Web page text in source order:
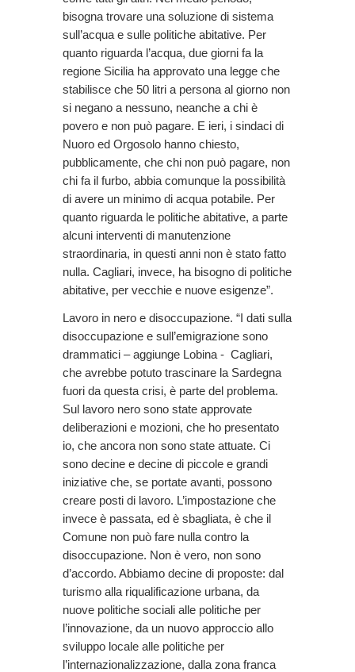
bisogna trovare una soluzione di sistema
sull’acqua e sulle politiche abitative. Per
quanto riguarda l’acqua, due giorni fa la
regione Sicilia ha approvato una legge che
stabilisce che 50 litri a persona al giorno non
si negano a nessuno, neanche a chi è
povero e non può pagare. E ieri, i sindaci di
Nuoro ed Orgosolo hanno chiesto,
pubblicamente, che chi non può pagare, non
chi fa il furbo, abbia comunque la possibilità
di avere un minimo di acqua potabile. Per
quanto riguarda le politiche abitative, a parte
alcuni interventi di manutenzione
straordinaria, in questi anni non è stato fatto
nulla. Cagliari, invece, ha bisogno di politiche
abitative, per vecchie e nuove esigenze”.
Lavoro in nero e disoccupazione. “I dati sulla
disoccupazione e sull’emigrazione sono
drammatici – aggiunge Lobina - Cagliari,
che avrebbe potuto trascinare la Sardegna
fuori da questa crisi, è parte del problema.
Sul lavoro nero sono state approvate
deliberazioni e mozioni, che ho presentato
io, che ancora non sono state attuate. Ci
sono decine e decine di piccole e grandi
iniziative che, se portate avanti, possono
creare posti di lavoro. L’impostazione che
invece è passata, ed è sbagliata, è che il
Comune non può fare nulla contro la
disoccupazione. Non è vero, non sono
d’accordo. Abbiamo decine di proposte: dal
turismo alla riqualificazione urbana, da
nuove politiche sociali alle politiche per
l’innovazione, da un nuovo approccio allo
sviluppo locale alle politiche per
l’internazionalizzazione, dalla zona franca